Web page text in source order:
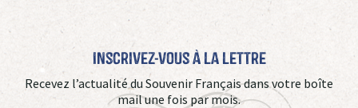
Inscrivez-vous à La Lettre
Recevez l’actualité du Souvenir Français dans votre boîte
mail une fois par mois.